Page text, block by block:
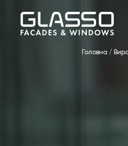
Головна /